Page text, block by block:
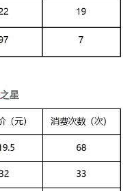
之星